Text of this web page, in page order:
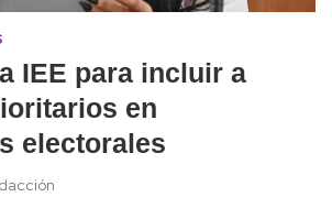
IEE para incluir a
en
electorales